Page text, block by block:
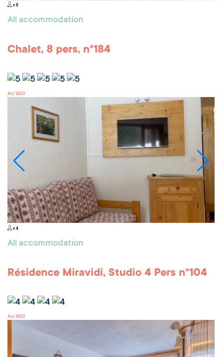
x 8
All accommodation
Chalet, 8 pers, n°184
Arc 1600
x 4
All accommodation
Résidence Miravidi, Studio 4 Pers n°104
Arc 1800